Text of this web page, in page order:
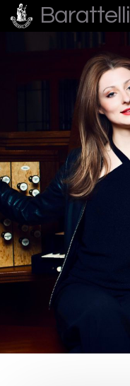
Barattelli